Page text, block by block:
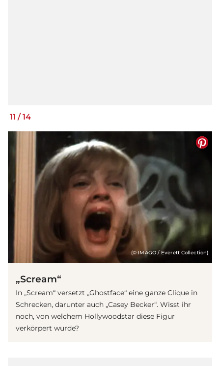
11 / 14
(© IMAGO / Everett Collection)
„Scream“
In „Scream“ versetzt „Ghostface“ eine ganze Clique in
Schrecken, darunter auch „Casey Becker“. Wisst ihr
noch, von welchem Hollywoodstar diese Figur
verkörpert wurde?